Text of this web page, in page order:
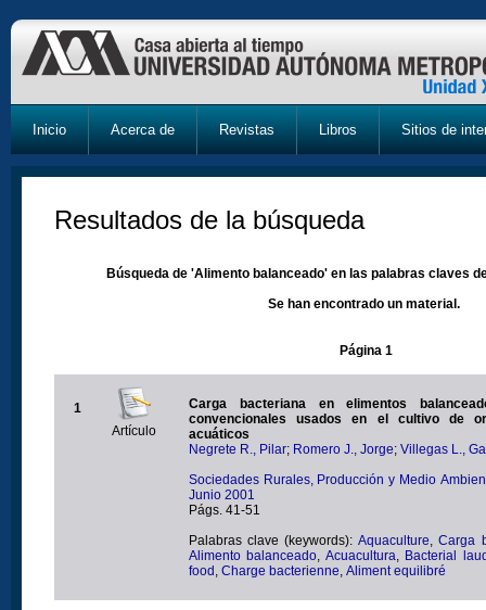
Inicio Acerca de Revistas Libros Sitios de
Resultados de la búsqueda
Búsqueda de 'Alimento balanceado' en las palabras claves
Se han encontrado un material.
Página 1
1
Artículo
Carga bacteriana en elimentos
convencionales usados en el cultivo de
acuáticos
Negrete R., Pilar; Romero J., Jorge; Villegas L.,
Sociedades Rurales, Producción y Medio
Junio 2001
Págs. 41-51
Palabras clave (keywords): Aquaculture
Carga
Alimento balanceado Acuacultura
Bacterial
food Charge bacterienne Aliment equilibré